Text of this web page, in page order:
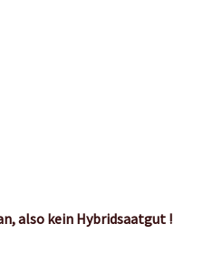
also kein Hybridsaatgut !